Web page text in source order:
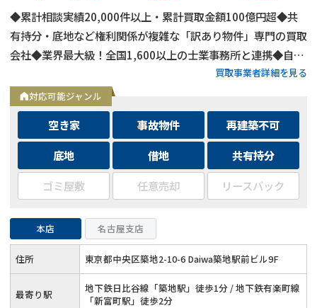
◆累計相談実績20,000件以上・累計買取金額100億円超◆共
有持分・底地など権利関係が複雑な「訳あり物件」専門の買取
会社◆業界最大級！全国1,600以上の士業事務所と連携◆自己
資金による買取のため、融資審査を待たず最短即日で決済可能
◆士業事務所や大手不動産会社からの相談実績も多数
買取事業者詳細を見る
対応可能ジャンル
空き家 事故物件
再建築不可
底地
借地
共有持分
ゴミ屋敷
任意売却 リースバック
本店 名古屋支店
住所 東京都中央区築地2-10-6 Daiwa築地駅前ビル9F
最寄り駅
地下鉄日比谷線「築地駅」徒歩1分 / 地下鉄有楽町線
「新富町駅」徒歩2分